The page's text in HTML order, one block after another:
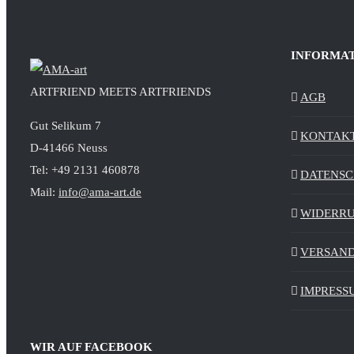
ARTFRIEND MEETS ARTFRIENDS
Gut Selikum 7
D-41466 Neuss
Tel: +49 2131 460878
Mail: info@ama-art.de
AGB
WIR AUF FACEBOOK